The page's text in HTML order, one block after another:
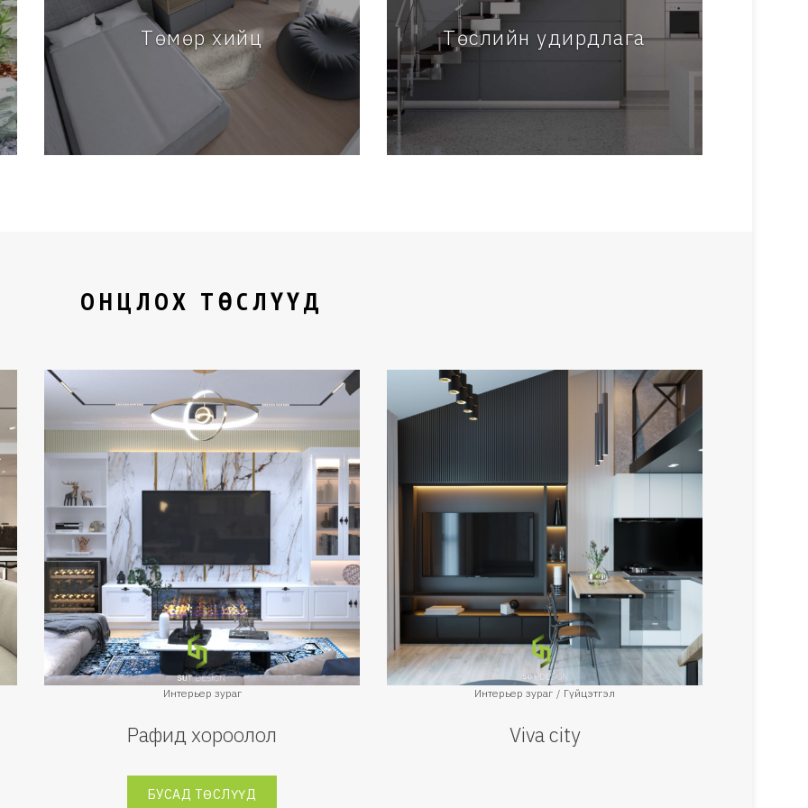
Төмөр хийц Төслийн удирдлага
ОНЦЛОХ ТӨСЛҮҮД
Интерьер зураг
Рафид хороолол
Интерьер зураг Гүйцэтгэл
Viva city
БУСАД ТӨСЛҮҮД